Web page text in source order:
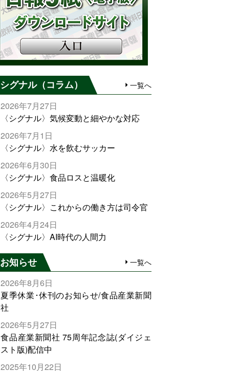
シグナル（コラム） 一覧へ
2026年7月27日
〈シグナル〉気候変動と細やかな対応
2026年7月1日
〈シグナル〉水を飲むサッカー
2026年6月30日
〈シグナル〉食品ロスと温暖化
2026年5月27日
〈シグナル〉これからの働き方は司令官
2026年4月24日
〈シグナル〉AI時代の人間力
お知らせ 一覧へ
2026年8月6日
夏季休業･休刊のお知らせ/食品産業新聞
社
2026年5月27日
食品産業新聞社 75周年記念誌(ダイジェ
スト版)配信中
2025年10月22日